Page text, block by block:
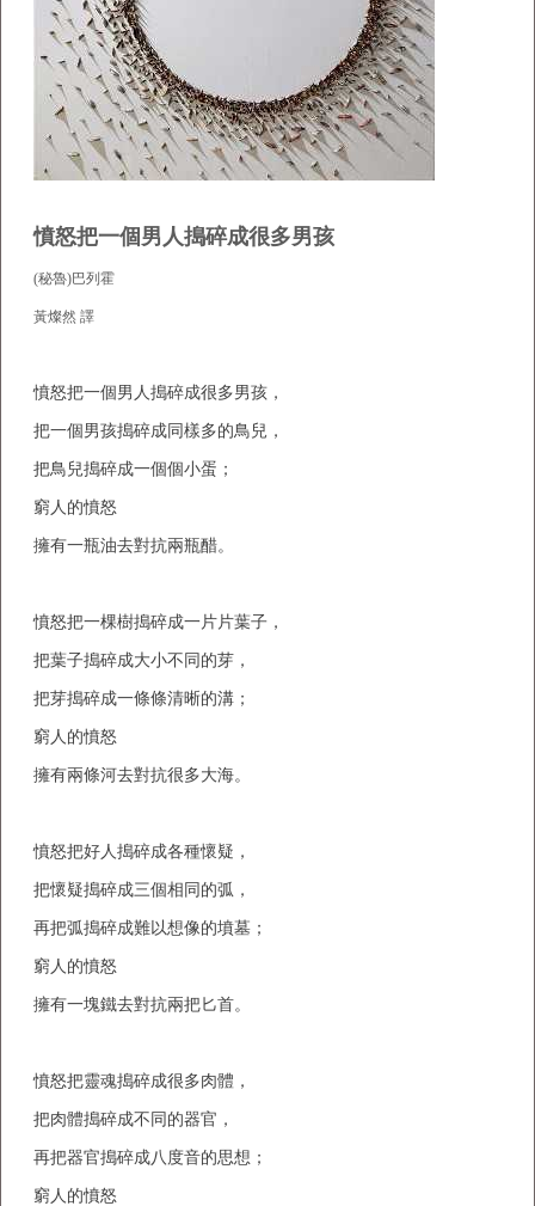
憤怒把一個男人搗碎成很多男孩
(秘魯)巴列霍
黃燦然 譯
憤怒把一個男人搗碎成很多男孩，
把一個男孩搗碎成同樣多的鳥兒，
把鳥兒搗碎成一個個小蛋；
窮人的憤怒
擁有一瓶油去對抗兩瓶醋。
憤怒把一棵樹搗碎成一片片葉子，
把葉子搗碎成大小不同的芽，
把芽搗碎成一條條清晰的溝；
窮人的憤怒
擁有兩條河去對抗很多大海。
憤怒把好人搗碎成各種懷疑，
把懷疑搗碎成三個相同的弧，
再把弧搗碎成難以想像的墳墓；
窮人的憤怒
擁有一塊鐵去對抗兩把匕首。
憤怒把靈魂搗碎成很多肉體，
把肉體搗碎成不同的器官，
再把器官搗碎成八度音的思想；
窮人的憤怒